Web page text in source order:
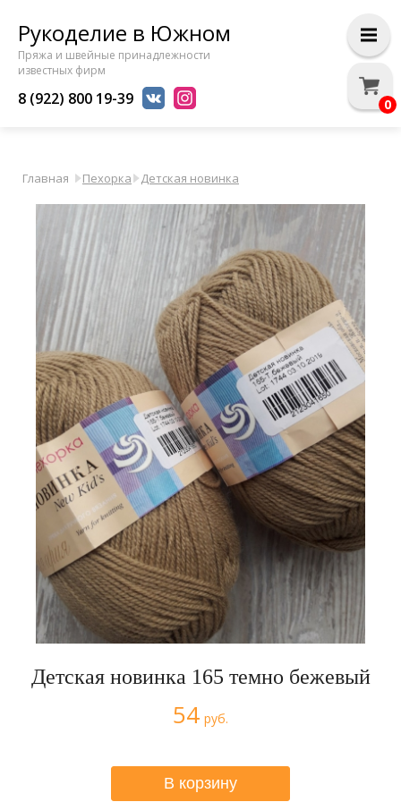
Рукоделие в Южном
Пряжа и швейные принадлежности
известных фирм
8 (922) 800 19-39
Главная Пехорка Детская новинка
Детская новинка 165 темно бежевый
54 руб.
0